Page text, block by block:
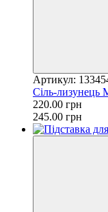
Артикул:
Сіль-лизунець
220.00 грн
245.00 грн